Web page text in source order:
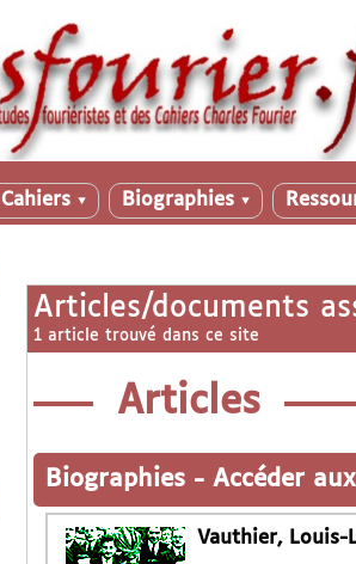
Cahiers ▼ Biographies ▼
Articles/documents
1 article trouvé dans ce site
Articles
Biographies - Accéder
Vauthier, Louis-